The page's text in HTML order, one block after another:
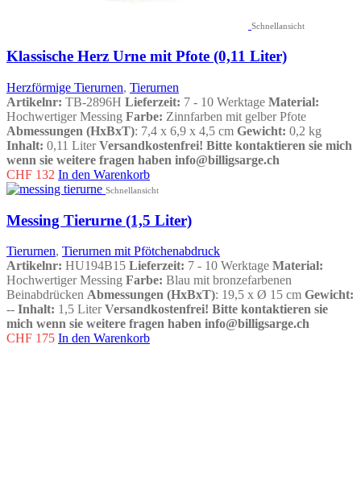
Schnellansicht
Klassische Herz Urne mit Pfote (0,11 Liter)
Herzförmige Tierurnen, Tierurnen
Artikelnr: TB-2896H Lieferzeit: 7 - 10 Werktage Material:
Hochwertiger Messing Farbe: Zinnfarben mit gelber Pfote
Abmessungen (HxBxT): 7,4 x 6,9 x 4,5 cm Gewicht: 0,2 kg
Inhalt: 0,11 LiterVersandkostenfrei! Bitte kontaktieren sie mich
wenn sie weitere fragen haben info@billigsarge.ch
CHF 132 In den Warenkorb
Schnellansicht
Messing Tierurne (1,5 Liter)
Tierurnen, Tierurnen mit Pfötchenabdruck
Artikelnr: HU194B15 Lieferzeit: 7 - 10 Werktage Material:
Hochwertiger Messing Farbe: Blau mit bronzefarbenen
Beinabdrücken Abmessungen (HxBxT): 19,5 x Ø 15 cm Gewicht:
-- Inhalt: 1,5 LiterVersandkostenfrei! Bitte kontaktieren sie
mich wenn sie weitere fragen haben info@billigsarge.ch
CHF 175 In den Warenkorb